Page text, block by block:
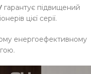
гарантує підвищений
цієї серії.
енергоефективному